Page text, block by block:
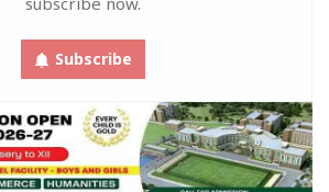
Subscribe